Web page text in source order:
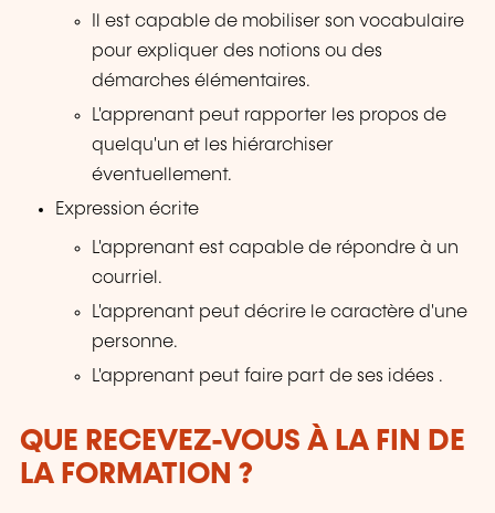
Il est capable de mobiliser son vocabulaire
pour expliquer des notions ou des
démarches élémentaires.
L'apprenant peut rapporter les propos de
quelqu'un et les hiérarchiser
éventuellement.
Expression écrite
L'apprenant est capable de répondre à un
courriel.
L'apprenant peut décrire le caractère d'une
personne.
L'apprenant peut faire part de ses idées .
QUE RECEVEZ-VOUS À LA FIN DE
LA FORMATION ?